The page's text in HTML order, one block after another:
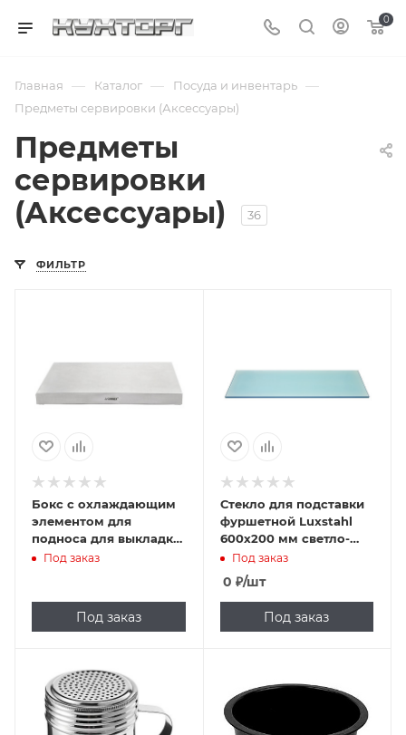
0
Главная — Каталог — Посуда и инвентарь —
Предметы сервировки (Аксессуары)
Предметы
сервировки
(Аксессуары)
36
ФИЛЬТР
Бокс с охлаждающим
элементом для
подноса для выкладки
Sunnex MSSCP-1/1
Под заказ
Под заказ
Стекло для подставки
фуршетной Luxstahl
600х200 мм светло-
голубое
Под заказ
0 ₽/шт
Под заказ